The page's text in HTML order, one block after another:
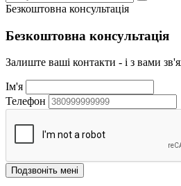
Безкоштовна консультація
Безкоштовна консультація
Залиште ваші контакти - і з вами
Ім'я
Телефон